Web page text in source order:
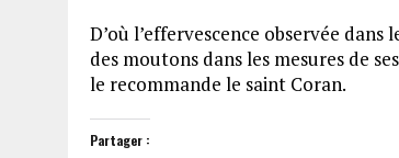
D’où l’effervescence observée
des moutons dans les mesures de
le recommande le saint Coran.
Partager :